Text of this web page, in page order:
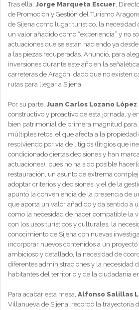
Tras ella, Jorge Marqueta Escuer,
de Promoción y Gestión del Turismo
de Sijena como lugar turístico, la necesidad
un valor añadido como “experiencia” y no
actuaciones que se están haciendo ya
a las piezas recuperadas. Anunció, para
inversiones durante este año en la
carreteras de Aragón, dado que no existen
rutas para llegar a Sijena.
Por su parte, Juan Carlos Lozano López
constructivo y proactivo de esta jornada, y
bien patrimonial de primera magnitud para
múltiples retos: el que afecta a la propiedad
resolviendo por vía de litigios (litigios que
condicionado ciertas decisiones y han
actuaciones), pues no ha sido posible
restauración, un asunto de extrema
adoptar criterios y decisiones; y el de la
apuntó la conveniencia de la presencia de
que aporta un valor añadido y da sentido a
como la necesidad de hacer compatible la
con los usos turísticos y culturales, la
conocimiento de Sijena con nuevas
incorporar nuevos contenidos a un
ambicioso y detallado, la necesidad de
diferentes administraciones y la necesidad
habitantes del territorio y de la ciudadanía
Para acabar esta mesa, Alfonso Salillas
Villanueva de Sijena, recordó la trayectoria